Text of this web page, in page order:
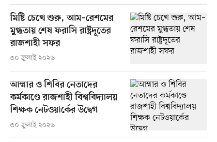
মিষ্টি চেখে শুরু, আম–রেশমের
মুগ্ধতায় শেষ ফরাসি রাষ্ট্রদূতের
রাজশাহী সফর
৩০ জুলাই ২০২৬
আম্মার ও শিবির নেতাদের
কর্মকাণ্ডে রাজশাহী বিশ্ববিদ্যালয়
শিক্ষক নেটওয়ার্কের উদ্বেগ
৩০ জুলাই ২০২৬